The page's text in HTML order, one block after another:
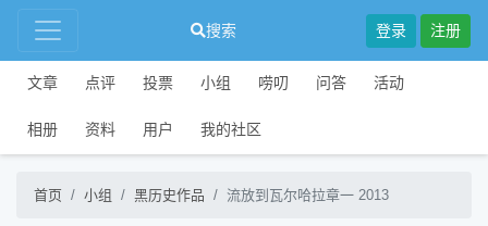
搜索 登录 注册
文章 点评 投票 小组 唠叨 问答 活动
相册 资料 用户 我的社区
首页 小组 黑历史作品 流放到瓦尔哈拉章一 2013